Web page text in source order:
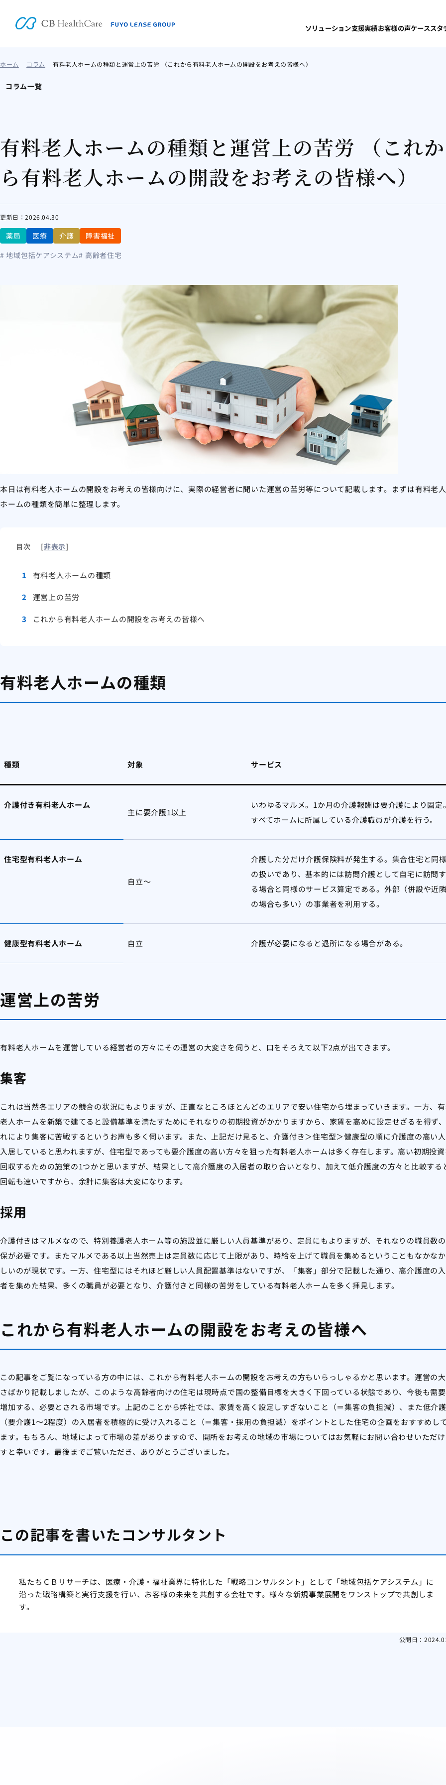
ソリューション支援実績お客様の声ケーススタ
ホーム コラム 有料老人ホームの種類と運営上の苦労 （これから有料老人ホームの開設をお考えの皆様へ）
コラム一覧
有料老人ホームの種類と運営上の苦労 （これか
ら有料老人ホームの開設をお考えの皆様へ）
更新日：2026.04.30
薬局 医療 介護
障害福祉
# 地域包括ケアシステム# 高齢者住宅
本日は有料老人ホームの開設をお考えの皆様向けに、実際の経営者に聞いた運営の苦労等について記載します。まずは有料老人
ホームの種類を簡単に整理します。
目次 [非表示]
1 有料老人ホームの種類
2 運営上の苦労
3 これから有料老人ホームの開設をお考えの皆様へ
有料老人ホームの種類
種類 対象 サービス
介護付き有料老人ホーム
主に要介護1以上
いわゆるマルメ。1か月の介護報酬は要介護により固定
すべてホームに所属している介護職員が介護を行う。
住宅型有料老人ホーム
自立～
介護した分だけ介護保険料が発生する。集合住宅と同
の扱いであり、基本的には訪問介護として自宅に訪問す
る場合と同様のサービス算定である。外部（併設や近
の場合も多い）の事業者を利用する。
健康型有料老人ホーム 自立 介護が必要になると退所になる場合がある。
運営上の苦労
有料老人ホームを運営している経営者の方々にその運営の大変さを伺うと、口をそろえて以下2点が出てきます。
集客
これは当然各エリアの競合の状況にもよりますが、正直なところほとんどのエリアで安い住宅から埋まっていきます。一方、
老人ホームを新築で建てると設備基準を満たすためにそれなりの初期投資がかかりますから、家賃を高めに設定せざるを得ず
れにより集客に苦戦するというお声も多く伺います。また、上記だけ見ると、介護付き＞住宅型＞健康型の順に介護度の高い
入居していると思われますが、住宅型であっても要介護度の高い方々を狙った有料老人ホームは多く存在します。高い初期投
回収するための施策の1つかと思いますが、結果として高介護度の入居者の取り合いとなり、加えて低介護度の方々と比較する
回転も速いですから、余計に集客は大変になります。
採用
介護付きはマルメなので、特別養護老人ホーム等の施設並に厳しい人員基準があり、定員にもよりますが、それなりの職員数
保が必要です。またマルメである以上当然売上は定員数に応じて上限があり、時給を上げて職員を集めるということもなかな
しいのが現状です。一方、住宅型にはそれほど厳しい人員配置基準はないですが、「集客」部分で記載した通り、高介護度の
者を集めた結果、多くの職員が必要となり、介護付きと同様の苦労をしている有料老人ホームを多く拝見します。
これから有料老人ホームの開設をお考えの皆様へ
この記事をご覧になっている方の中には、これから有料老人ホームの開設をお考えの方もいらっしゃるかと思います。運営の
さばかり記載しましたが、このような高齢者向けの住宅は現時点で国の整備目標を大きく下回っている状態であり、今後も需
増加する、必要とされる市場です。上記のことから弊社では、家賃を高く設定しすぎないこと（＝集客の負担減）、また低介
（要介護1～2程度）の入居者を積極的に受け入れること（＝集客・採用の負担減）をポイントとした住宅の企画をおすすめし
ます。もちろん、地域によって市場の差がありますので、開所をお考えの地域の市場についてはお気軽にお問い合わせいただ
すと幸いです。最後までご覧いただき、ありがとうございました。
この記事を書いたコンサルタント
私たちＣＢリサーチは、医療・介護・福祉業界に特化した「戦略コンサルタント」として「地域包括ケアシステム」に
沿った戦略構築と実行支援を行い、お客様の未来を共創する会社です。様々な新規事業展開をワンストップで共創しま
す。
公開日：